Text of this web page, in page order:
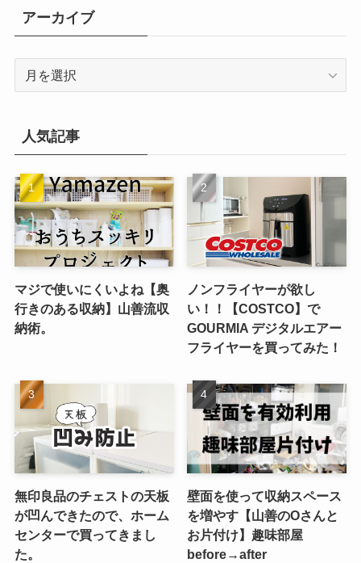
リ
ー
アーカイブ
ブ
人気記事
マジで使いにくいよね【奥
行きのある収納】山善流収
納術。
ノンフライヤーが欲し
い！！【COSTCO】で
GOURMIA デジタルエアー
フライヤーを買ってみた！
無印良品のチェストの天板
が凹んできたので、ホーム
センターで買ってきまし
た。
壁面を使って収納スペース
を増やす【山善のOさんと
お片付け】趣味部屋
before→after